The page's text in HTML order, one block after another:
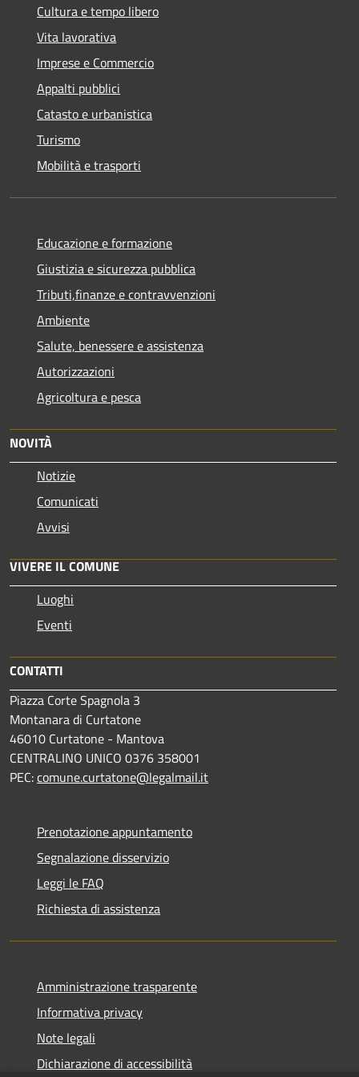
Cultura e tempo libero
Vita lavorativa
Imprese e Commercio
Appalti pubblici
Catasto e urbanistica
Turismo
Mobilità e trasporti
Educazione e formazione
Giustizia e sicurezza pubblica
Tributi,finanze e contravvenzioni
Ambiente
Salute, benessere e assistenza
Autorizzazioni
Agricoltura e pesca
NOVITÀ
Notizie
Comunicati
Avvisi
VIVERE IL COMUNE
Luoghi
Eventi
CONTATTI
Piazza Corte Spagnola 3
Montanara di Curtatone
46010 Curtatone - Mantova
CENTRALINO UNICO 0376 358001
PEC:comune.curtatone@legalmail.it
Prenotazione appuntamento
Segnalazione disservizio
Leggi le FAQ
Richiesta di assistenza
Amministrazione trasparente
Informativa privacy
Note legali
Dichiarazione di accessibilità